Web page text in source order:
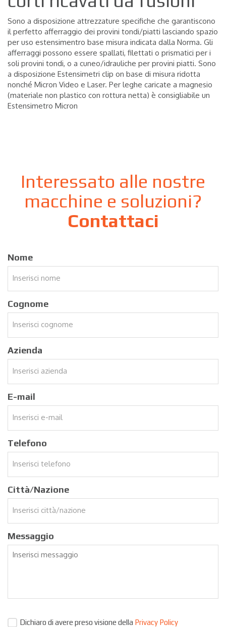
Sono a disposizione attrezzature specifiche che garantiscono
il perfetto afferraggio dei provini tondi/piatti lasciando spazio
per uso estensimentro base misura indicata dalla Norma. Gli
afferraggi possono essere spallati, filettati o prismatici per i
soli provini tondi, o a cuneo/idrauliche per provini piatti. Sono
a disposizione Estensimetri clip on base di misura ridotta
nonché Micron Video e Laser. Per leghe caricate a magnesio
(materiale non plastico con rottura netta) è consigliabile un
Estensimetro Micron
Interessato alle nostre
macchine e soluzioni?
Contattaci
Nome
Cognome
Azienda
E-mail
Telefono
Città/Nazione
Messaggio
Dichiaro di avere preso visione della Privacy Policy